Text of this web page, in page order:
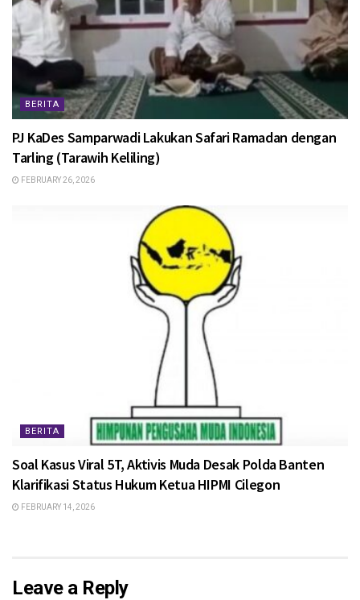
BERITA
PJ KaDes Samparwadi Lakukan Safari Ramadan dengan
Tarling (Tarawih Keliling)
FEBRUARY 26, 2026
BERITA
Soal Kasus Viral 5T, Aktivis Muda Desak Polda Banten
Klarifikasi Status Hukum Ketua HIPMI Cilegon
FEBRUARY 14, 2026
Leave a Reply